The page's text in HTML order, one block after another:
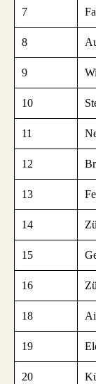
7
8
9
10
11
12
13
14
15
16
18
19
20